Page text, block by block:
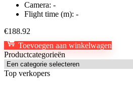
Camera: -
Flight time (m): -
€188.92
Toevoegen aan winkelwagen
Productcategorieën
Top verkopers